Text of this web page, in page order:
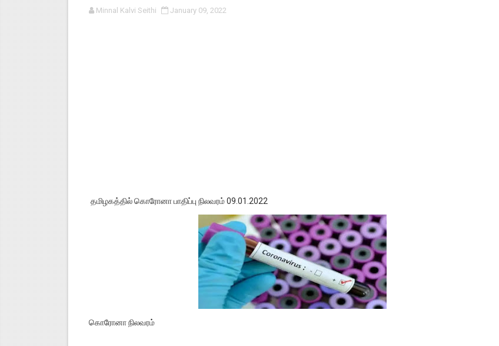
பள்ளி காலை வழிபாட்டுச் செயல்பாடுகள் - டிசம்பர் 17
Minnal Kalvi Seithi January 09, 2022
தமிழகத்தில் கொரோனா பாதிப்பு நிலவரம் 09.01.2022
கொரோனா நிலவரம்